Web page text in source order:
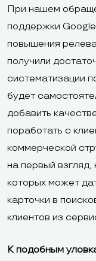
При нашем
поддержки
повышения
получили
систематизации
будет
добавить
поработать с
коммерческой
на первый
которых может
карточки в
клиентов из
К подобным